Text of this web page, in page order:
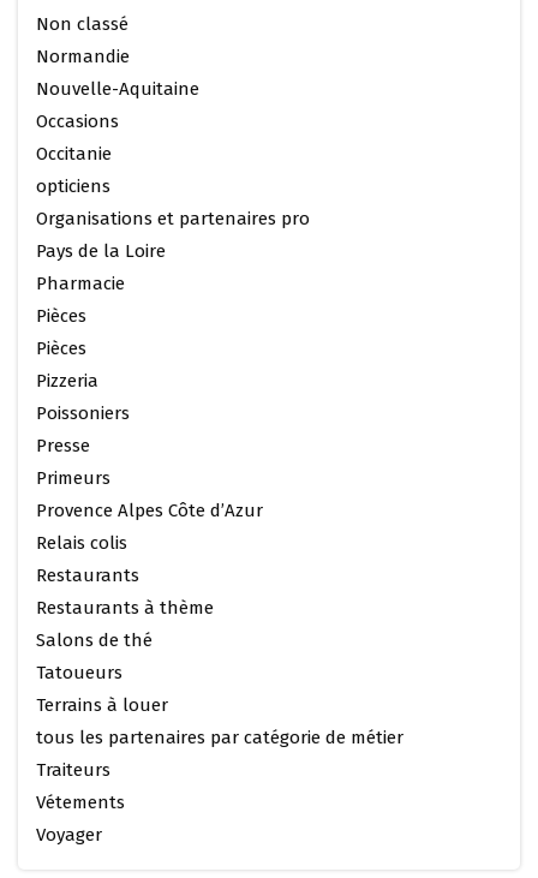
Non classé
Normandie
Nouvelle-Aquitaine
Occasions
Occitanie
opticiens
Organisations et partenaires pro
Pays de la Loire
Pharmacie
Pièces
Pièces
Pizzeria
Poissoniers
Presse
Primeurs
Provence Alpes Côte d’Azur
Relais colis
Restaurants
Restaurants à thème
Salons de thé
Tatoueurs
Terrains à louer
tous les partenaires par catégorie de métier
Traiteurs
Vétements
Voyager